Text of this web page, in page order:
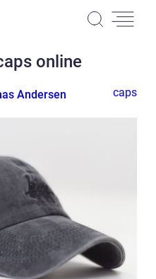
online
Andersen caps